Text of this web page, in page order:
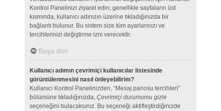
Kontrol Panelinizi ziyaret edin; genellikle sayfaların üst
kısmında, kullanıcı adınızın üzerine tıkladığınızda bir
bağlantı bulunur. Bu sistem size tüm ayarlarınızı ve
tercihlerinizi değiştirme izni verecektir.
Başa dön
Kullanıcı adımın çevrimiçi kullanıcılar listesinde
görüntülenmesini nasıl önleyebilirim?
Kullanıcı Kontrol Panelinizden, “Mesaj panosu tercihleri”
bölümüne tıkladığınızda, Çevrimiçi durumumu gizle
seçeneğini bulacaksınız. Bu seçeneği aktifleştirdiğinizde